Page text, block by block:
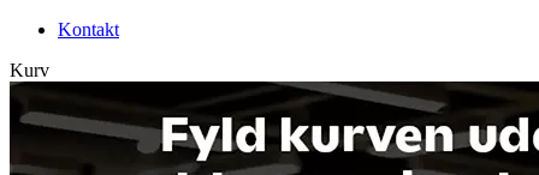
Kontakt
Kurv